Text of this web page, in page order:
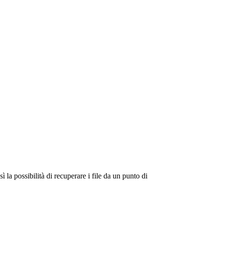
la possibilità di recuperare i file da un punto di